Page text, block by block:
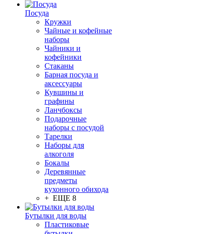
Посуда
Кружки
Чайные и кофейные
наборы
Чайники и
кофейники
Стаканы
Барная посуда и
аксессуары
Кувшины и
графины
Ланчбоксы
Подарочные
наборы с посудой
Тарелки
Наборы для
алкоголя
Бокалы
Деревянные
предметы
кухонного обихода
+ ЕЩЕ 8
Бутылки для воды
Пластиковые